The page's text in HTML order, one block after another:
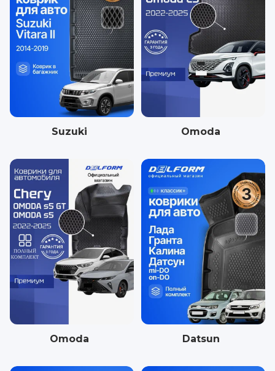
Suzuki Omoda
Omoda Datsun